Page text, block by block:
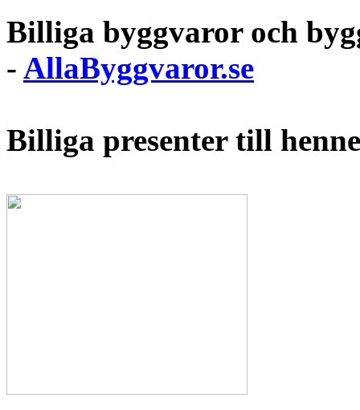
Billiga byggvaror och
- AllaByggvaror.se
Billiga presenter till